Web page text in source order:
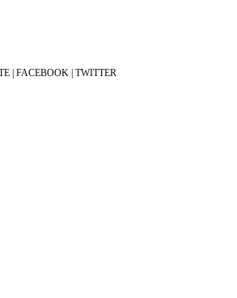
| FACEBOOK | TWITTER